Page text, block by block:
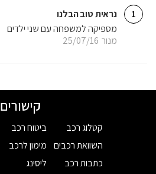
1 נראית טוב הבלנו
מנור 25/07/16
מספיקה למשפחה עם שני ילדים
קישורים
קטלוג רכב
השוואת רכבים
כתבות רכב
ביטוח רכב
מימון לרכב
ליסינג